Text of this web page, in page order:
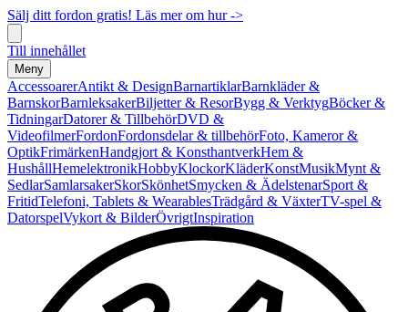
Sälj ditt fordon gratis! Läs mer om hur ->
Till innehållet
Meny
AccessoarerAntikt & DesignBarnartiklarBarnkläder &
BarnskorBarnleksakerBiljetter & ResorBygg & VerktygBöcker &
TidningarDatorer & TillbehörDVD &
VideofilmerFordonFordonsdelar & tillbehörFoto, Kameror &
OptikFrimärkenHandgjort & KonsthantverkHem &
HushållHemelektronikHobbyKlockorKläderKonstMusikMynt &
SedlarSamlarsakerSkorSkönhetSmycken & ÄdelstenarSport &
FritidTelefoni, Tablets & WearablesTrädgård & VäxterTV-spel &
DatorspelVykort & BilderÖvrigtInspiration